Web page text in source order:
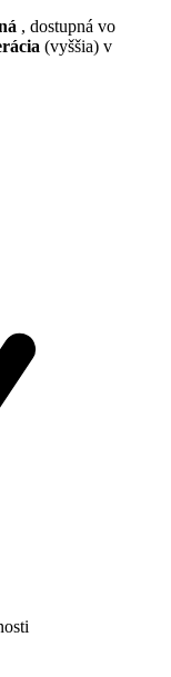
, dostupná vo
(vyššia) v